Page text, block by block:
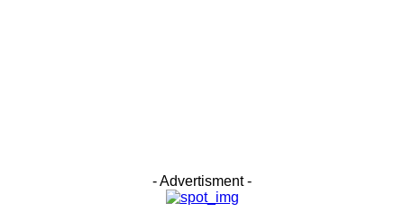
- Advertisment -